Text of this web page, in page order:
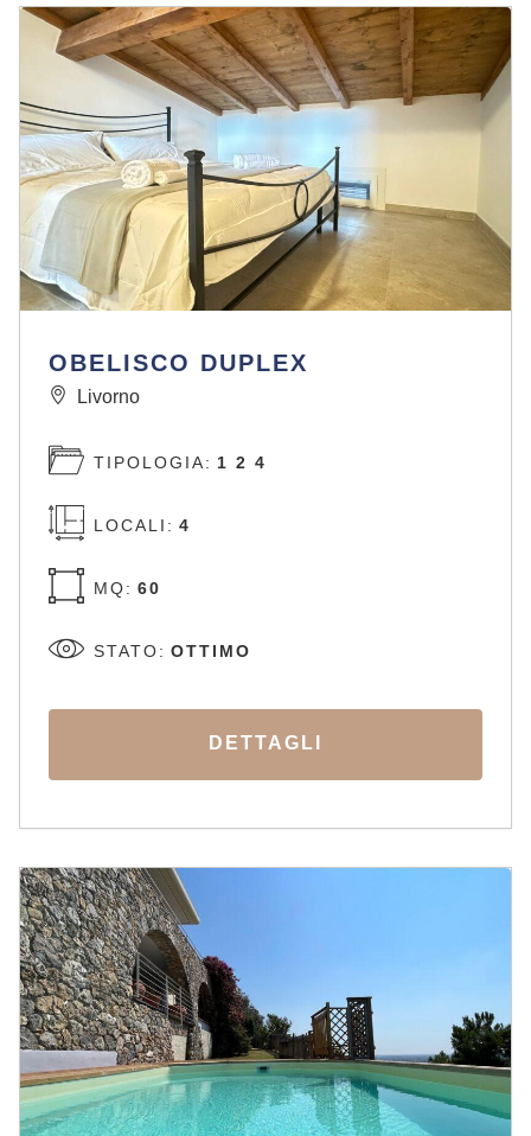
OBELISCO DUPLEX
Livorno
TIPOLOGIA: 1 2 4
LOCALI: 4
MQ: 60
STATO: OTTIMO
DETTAGLI